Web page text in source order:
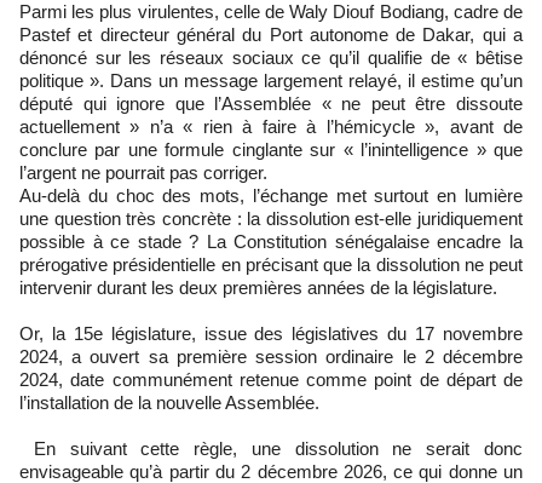
Parmi les plus virulentes, celle de Waly Diouf Bodiang, cadre de
Pastef et directeur général du Port autonome de Dakar, qui a
dénoncé sur les réseaux sociaux ce qu’il qualifie de « bêtise
politique ». Dans un message largement relayé, il estime qu’un
député qui ignore que l’Assemblée « ne peut être dissoute
actuellement » n’a « rien à faire à l’hémicycle », avant de
conclure par une formule cinglante sur « l’inintelligence » que
l’argent ne pourrait pas corriger.
Au-delà du choc des mots, l’échange met surtout en lumière
une question très concrète : la dissolution est-elle juridiquement
possible à ce stade ? La Constitution sénégalaise encadre la
prérogative présidentielle en précisant que la dissolution ne peut
intervenir durant les deux premières années de la législature.
Or, la 15e législature, issue des législatives du 17 novembre
2024, a ouvert sa première session ordinaire le 2 décembre
2024, date communément retenue comme point de départ de
l’installation de la nouvelle Assemblée.
En suivant cette règle, une dissolution ne serait donc
envisageable qu’à partir du 2 décembre 2026, ce qui donne un